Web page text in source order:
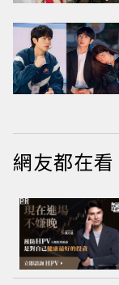
網友都在看
PR